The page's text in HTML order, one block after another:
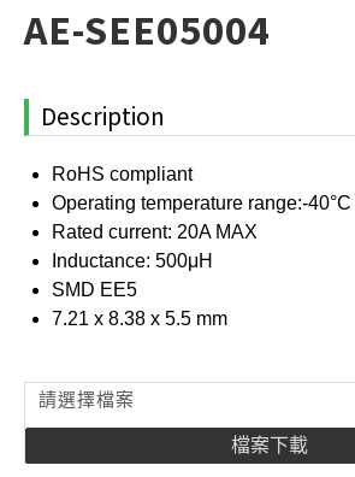
AE-SEE05004
Description
RoHS compliant
Operating temperature range:-40°C
Rated current: 20A MAX
Inductance: 500μH
SMD EE5
7.21 x 8.38 x 5.5 mm
請選擇檔案
檔案下載